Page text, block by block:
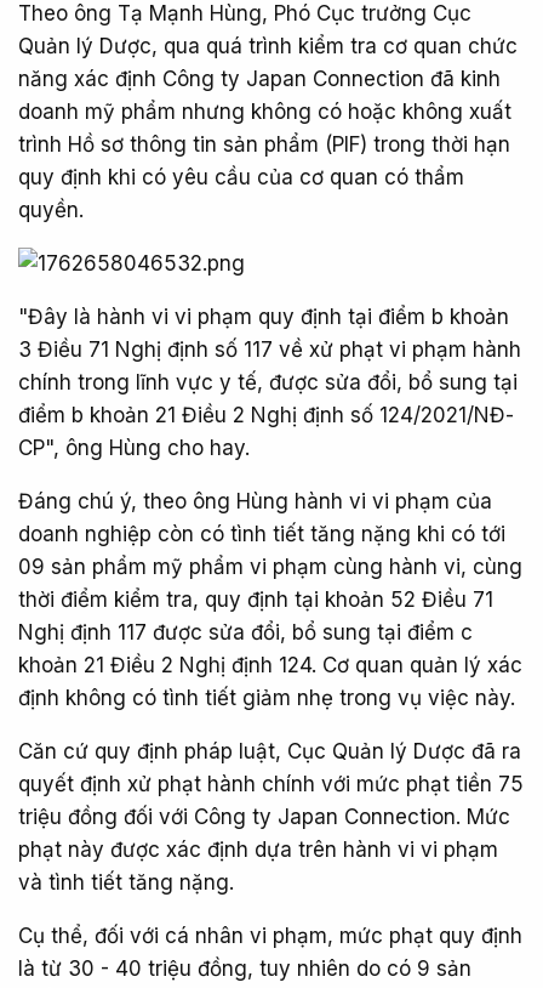
Theo ông Tạ Mạnh Hùng, Phó Cục trưởng Cục
Quản lý Dược, qua quá trình kiểm tra cơ quan chức
năng xác định Công ty Japan Connection đã kinh
doanh mỹ phẩm nhưng không có hoặc không xuất
trình Hồ sơ thông tin sản phẩm (PIF) trong thời hạn
quy định khi có yêu cầu của cơ quan có thẩm
quyền.
"Đây là hành vi vi phạm quy định tại điểm b khoản
3 Điều 71 Nghị định số 117 về xử phạt vi phạm hành
chính trong lĩnh vực y tế, được sửa đổi, bổ sung tại
điểm b khoản 21 Điều 2 Nghị định số 124/2021/NĐ-
CP", ông Hùng cho hay.
Đáng chú ý, theo ông Hùng hành vi vi phạm của
doanh nghiệp còn có tình tiết tăng nặng khi có tới
09 sản phẩm mỹ phẩm vi phạm cùng hành vi, cùng
thời điểm kiểm tra, quy định tại khoản 52 Điều 71
Nghị định 117 được sửa đổi, bổ sung tại điểm c
khoản 21 Điều 2 Nghị định 124. Cơ quan quản lý xác
định không có tình tiết giảm nhẹ trong vụ việc này.
Căn cứ quy định pháp luật, Cục Quản lý Dược đã ra
quyết định xử phạt hành chính với mức phạt tiền 75
triệu đồng đối với Công ty Japan Connection. Mức
phạt này được xác định dựa trên hành vi vi phạm
và tình tiết tăng nặng.
Cụ thể, đối với cá nhân vi phạm, mức phạt quy định
là từ 30 - 40 triệu đồng, tuy nhiên do có 9 sản